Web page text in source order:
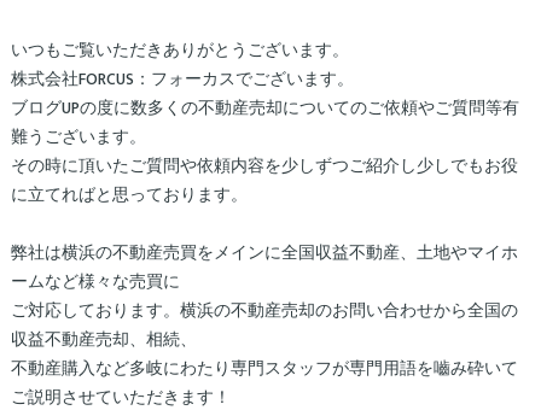
いつもご覧いただきありがとうございます。
株式会社FORCUS：フォーカスでございます。
ブログUPの度に数多くの不動産売却についてのご依頼やご質問等有
難うございます。
その時に頂いたご質問や依頼内容を少しずつご紹介し少しでもお役
に立てればと思っております。
弊社は横浜の不動産売買をメインに全国収益不動産、土地やマイホ
ームなど様々な売買に
ご対応しております。横浜の不動産売却のお問い合わせから全国の
収益不動産売却、相続、
不動産購入など多岐にわたり専門スタッフが専門用語を嚙み砕いて
ご説明させていただきます！